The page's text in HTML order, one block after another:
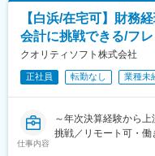
変更の範囲：会社の定
・グループ連結決算業
・月次、年次決算実務
・財務分析、経営レポ
・予算策定、実績管理
・税務調査対応
・資金繰り管理
・売掛金、買掛金管理
・会計システム（マ
・業務効率化の推進
【白浜/在宅可】財務
会計に挑戦できる/フ
クオリティソフト株式会社
正社員 転勤なし 業種未
仕事内容
～年次決算経験から
挑戦／リモート可・働